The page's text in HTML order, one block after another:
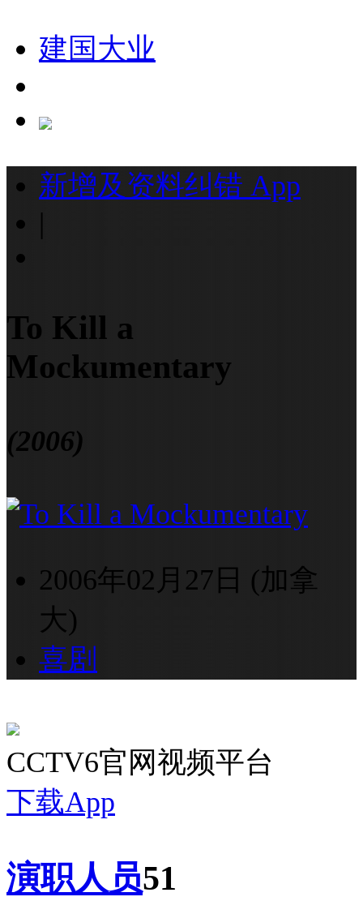
建国大业
新增及资料纠错 App
|
To Kill a
Mockumentary
(2006)
2006年02月27日 (加拿
大)
喜剧
CCTV6官网视频平台
下载App
演职人员51